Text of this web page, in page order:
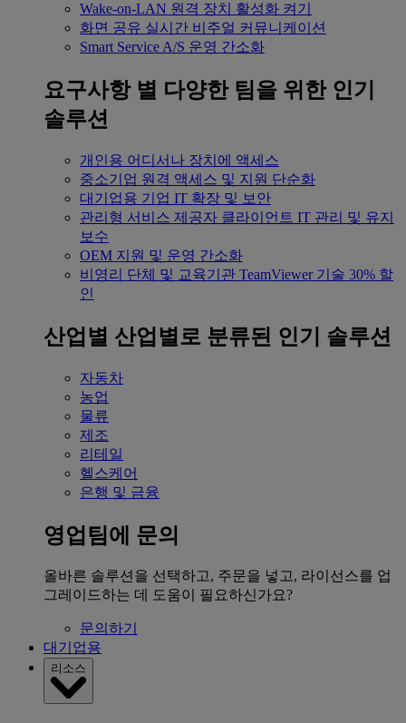
Wake-on-LAN 원격 장치 활성화 켜기
화면 공유 실시간 비주얼 커뮤니케이션
Smart Service A/S 운영 간소화
요구사항 별 다양한 팀을 위한 인기
솔루션
개인용 어디서나 장치에 액세스
중소기업 원격 액세스 및 지원 단순화
대기업용 기업 IT 확장 및 보안
관리형 서비스 제공자 클라이언트 IT 관리 및 유지
보수
OEM 지원 및 운영 간소화
비영리 단체 및 교육기관 TeamViewer 기술 30% 할
인
산업별 산업별로 분류된 인기 솔루션
자동차
농업
물류
제조
리테일
헬스케어
은행 및 금융
영업팀에 문의
올바른 솔루션을 선택하고, 주문을 넣고, 라이선스를 업
그레이드하는 데 도움이 필요하신가요?
문의하기
대기업용
리소스